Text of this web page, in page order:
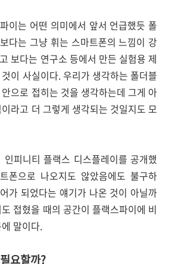
이는 어떤 의미에서 앞서 언급했듯 폴
다는 그냥 휘는 스마트폰의 느낌이 강
보다는 연구소 등에서 만든 실험용 제
이 사실이다. 우리가 생각하는 폴더블
으로 접히는 것을 생각하는데 그게 아
라고 더 그렇게 생각되는 것일지도 모
피니티 플랙스 디스플레이를 공개했
폰으로 나오지도 않았음에도 불구하
가 되었다는 얘기가 나온 것이 아닐까
접혔을 때의 공간이 플랙스파이에 비
말이다.
요할까?